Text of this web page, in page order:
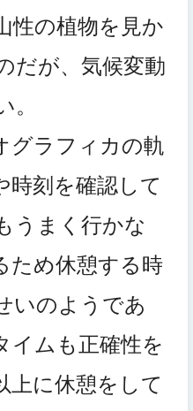
性の植物を見か
だが、気候変動
。
グラフィカの軌
時刻を確認して
うまく行かな
ため休憩する時
いのようであ
イムも正確性を
上に休憩をして